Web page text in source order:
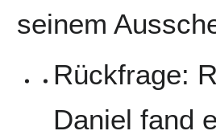
seinem
Rückfrage:
Daniel fand